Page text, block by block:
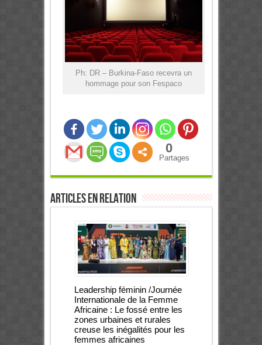
Ph: DR – Burkina-Faso recevra un
hommage pour son Fespaco
0
Partages
Articles en relation
Leadership féminin /Journée
Internationale de la Femme
Africaine : Le fossé entre les
zones urbaines et rurales
creuse les inégalités pour les
femmes africaines